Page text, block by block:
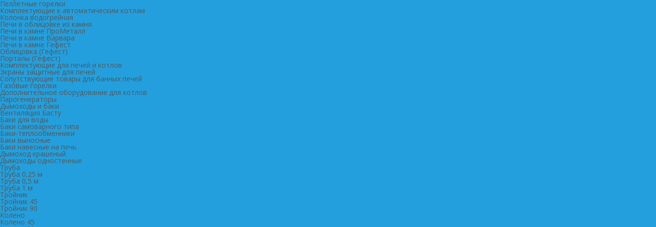
Пеллетные горелки
Комплектующие к автоматическим котлам
Колонка водогрейная
Печи в облицовке из камня
Печи в камне ПроМеталл
Печи в камне Варвара
Печи в камне Гефест
Облицовка (Гефест)
Порталы (Гефест)
Комплектующие для печей и котлов
Экраны защитные для печей
Сопутствующие товары для банных печей
Газовые горелки
Дополнительное оборудование для котлов
Парогенераторы
Дымоходы и баки
Вентиляция Басту
Баки для воды
Баки самоварного типа
Баки-теплообменники
Баки выносные
Баки навесные на печь
Дымоход крашеный
Дымоходы одностенные
Труба
Труба 0,25 м
Труба 0,5 м
Труба 1 м
Тройник
Тройник 45
Тройник 90
Колено
Колено 45